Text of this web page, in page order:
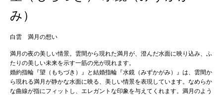
み）
白雲 満月の想い
満月の夜の美しい情景。雲間から現れた満月が、澄んだ水面に映り込み、ふ
たりの美しい未来を示す一筋の光が現れます。
婚約指輪『望（もちづき）』と結婚指輪『水鏡（みずかがみ）』は、雲間か
ら現れる満月が静かな水面に映る、美しい情景を表現しています。なめらか
な曲線が指にフィットし、エレガントな印象を与えてくれます。満月のよう